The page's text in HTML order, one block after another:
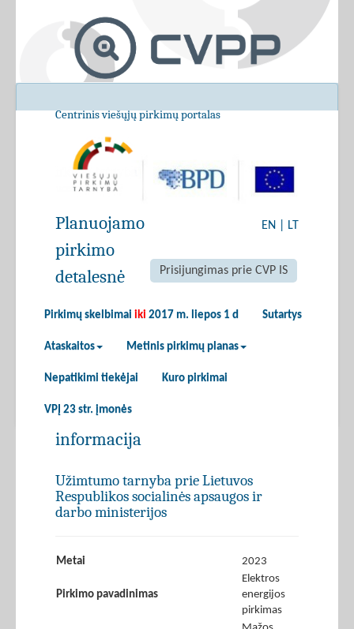
Centrinis viešųjų pirkimų portalas
EN LT
Prisijungimas prie CVP IS
Pirkimų skelbimai iki 2017 m. liepos 1 d Sutartys
Ataskaitos Metinis pirkimų planas
Nepatikimi tiekėjai Kuro pirkimai
VPĮ 23 str. įmonės
Planuojamo
pirkimo
detalesnė
informacija
Užimtumo tarnyba prie Lietuvos
Respublikos socialinės apsaugos ir
darbo ministerijos
Metai 2023
Pirkimo pavadinimas
Elektros
energijos
pirkimas